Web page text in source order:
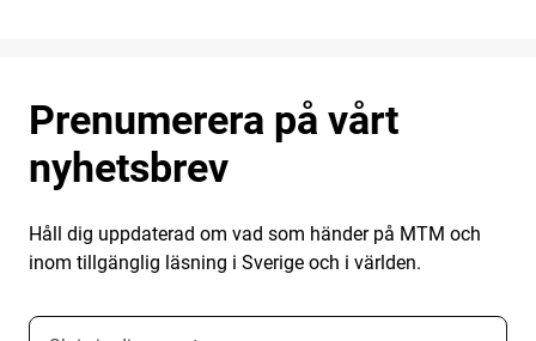
Prenumerera på vårt
nyhetsbrev
Håll dig uppdaterad om vad som händer på MTM och
inom tillgänglig läsning i Sverige och i världen.
E-postadress nyhetsbrevsprenumeration